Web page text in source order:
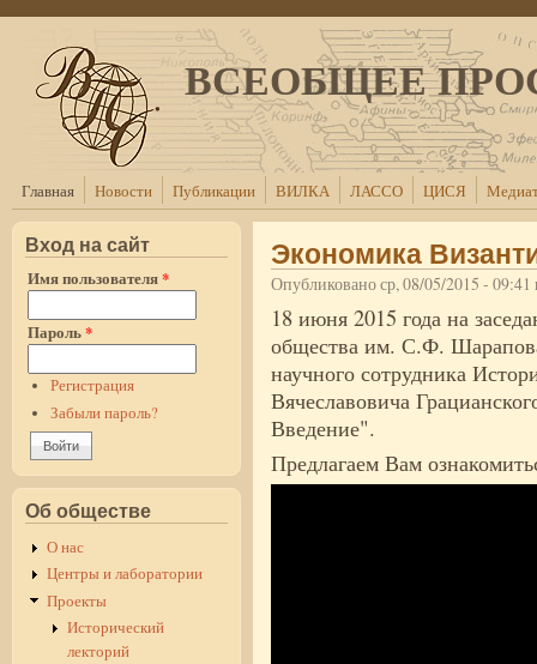
Перейти к основному содержанию
ВСЕОБЩЕЕ
Главная Новости Публикации ВИЛКА ЛАССО ЦИСЯ
Вход на сайт
Имя пользователя*
Пароль*
Регистрация
Забыли пароль?
Об обществе
О нас
Центры и лаборатории
Проекты
Исторический
лекторий
Экономика
Опубликовано ср, 08/05/2015 - 09:41
18 июня 2015 года на
общества им. С.Ф.
научного сотрудника
Вячеславовича
Введение".
Предлагаем Вам